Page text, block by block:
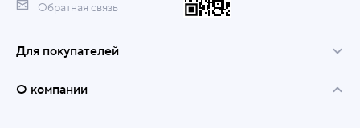
Обратная связь
Для покупателей
О компании